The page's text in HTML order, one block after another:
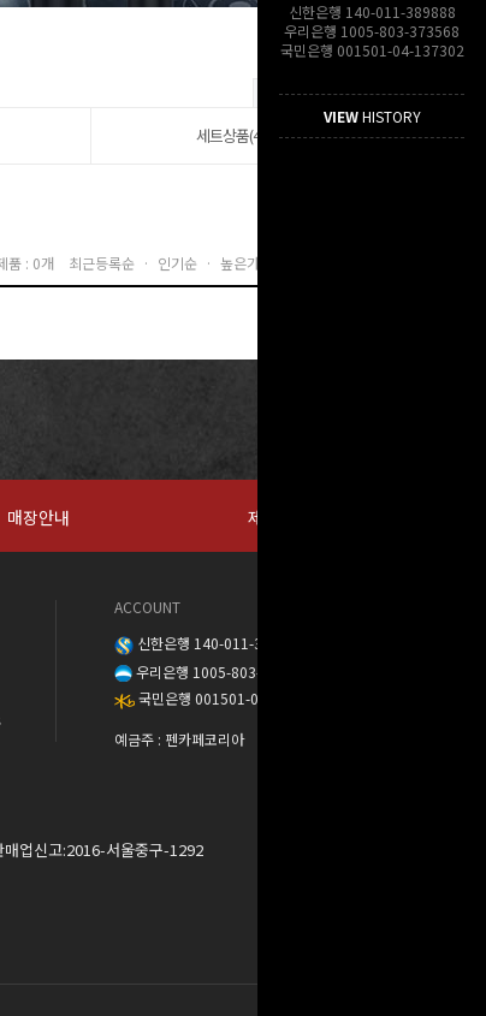
신한은행 140-011-389888
우리은행 1005-803-373568
국민은행 001501-04-137302
VIEWHISTORY
세트상품(4)
품 : 0개 최근등록순 · 인기순 · 높은가격순 ·
매장안내 제휴문의
ACCOUNT
신한은행 140-011-389888
우리은행 1005-803-373568
국민은행 001501-04-137302
예금주 : 펜카페코리아
매업신고:2016-서울중구-1292